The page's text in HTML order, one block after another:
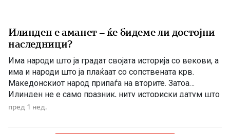
Илинден е аманет – ќе бидеме ли достојни
наследници?
Има народи што ја градат својата историја со векови, а
има и народи што ја плаќаат со сопствената крв.
Македонскиот народ припаѓа на вторите. Затоа
Илинден не е само празник, ниту историски датум што
еднаш годишно го одбележуваме со говори, венци и
кога мора да си го поставиме […]
пред 1 нед.